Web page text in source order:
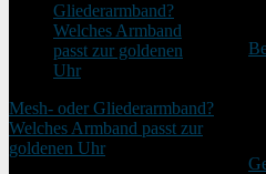
Mesh- oder Gliederarmband?
Welches Armband passt zur
goldenen Uhr